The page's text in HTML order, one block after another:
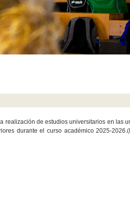
realización de estudios universitarios en las
durante el curso académico 2025-